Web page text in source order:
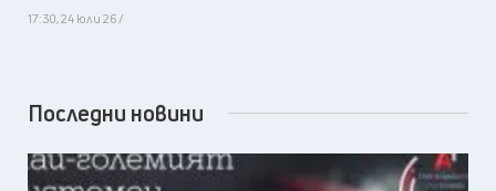
17:30, 24 юли 26 /
Последни новини